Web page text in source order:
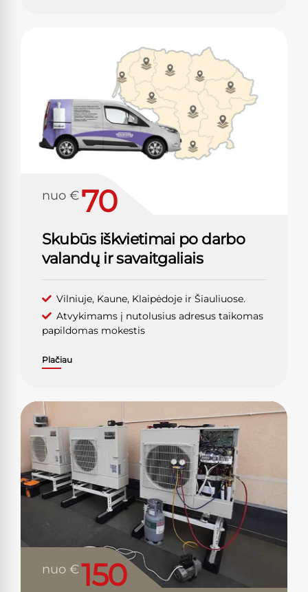
nuo € 70
Skubūs iškvietimai po darbo
valandų ir savaitgaliais
Vilniuje, Kaune, Klaipėdoje ir Šiauliuose.
Atvykimams į nutolusius adresus taikomas
papildomas mokestis
Plačiau
nuo €150